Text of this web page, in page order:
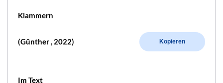
Klammern
(Günther , 2022) Kopieren
Im Text